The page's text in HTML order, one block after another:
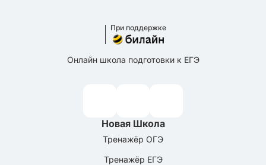
При поддержке
Онлайн школа подготовки к ЕГЭ
Новая Школа
Тренажёр ОГЭ
Тренажёр ЕГЭ